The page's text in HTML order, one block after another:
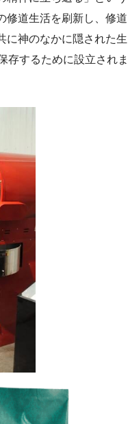
修道生活を刷新し、修道
に神のなかに隠された生
存するために設立されま